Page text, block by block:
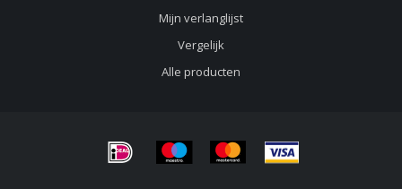
Mijn verlanglijst
Vergelijk
Alle producten